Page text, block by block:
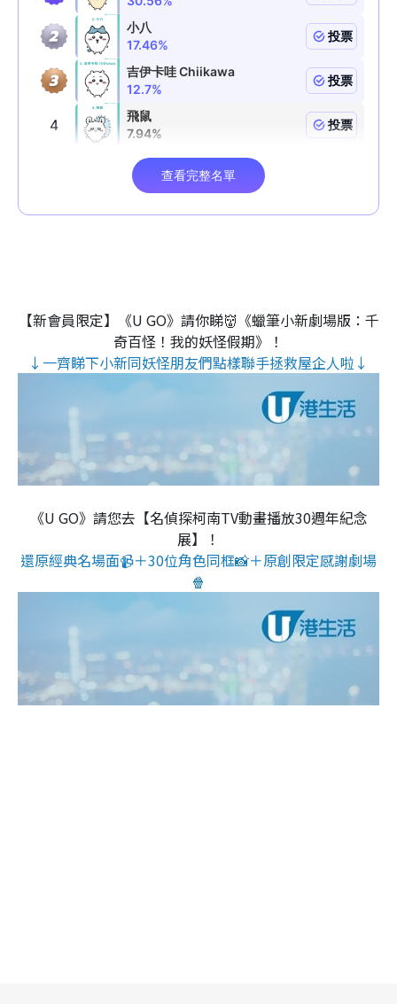
【新會員限定】《U GO》請你睇👹《蠟筆小新劇場版：千
奇百怪！我的妖怪假期》！
↓一齊睇下小新同妖怪朋友們點樣聯手拯救屋企人啦↓
《U GO》請您去【名偵探柯南TV動畫播放30週年紀念
展】！
還原經典名場面📹＋30位角色同框📸＋原創限定感謝劇場
🍿